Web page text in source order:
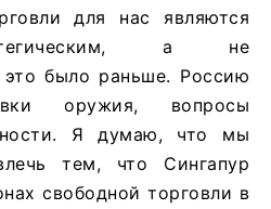
для нас являются
а не
было раньше. Россию
оружия, вопросы
Я думаю, что мы
тем, что Сингапур
свободной торговли в